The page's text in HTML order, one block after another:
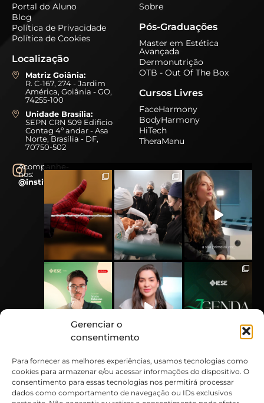
Gerenciar o
consentimento
Para fornecer as melhores experiências, usamos tecnologias como
cookies para armazenar e/ou acessar informações do dispositivo. O
consentimento para essas tecnologias nos permitirá processar
dados como comportamento de navegação ou IDs exclusivos
Portal do Aluno
Blog
Política de Privacidade
Política de Cookies
Localização
Matriz Goiânia:
R. C-167, 274 - Jardim
América, Goiânia - GO,
74255-100
Unidade Brasília:
SEPN CRN 509 Edificio
Contag 4º andar - Asa
Norte, Brasília - DF,
70750-502
Sobre
Pós-Graduações
Master em Estética
Avançada
Dermonutrição
OTB - Out Of The Box
Cursos Livres
FaceHarmony
BodyHarmony
HiTech
TheraManu
Acompanhe-
nos:
@instituto.iese